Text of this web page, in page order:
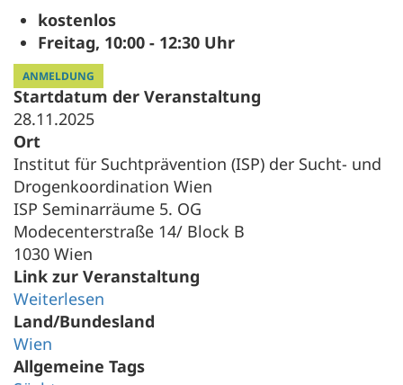
kostenlos
Freitag, 10:00 - 12:30 Uhr
ANMELDUNG
Startdatum der Veranstaltung
28.11.2025
Ort
Institut für Suchtprävention (ISP) der Sucht- und
Drogenkoordination Wien
ISP Seminarräume 5. OG
Modecenterstraße 14/ Block B
1030 Wien
Link zur Veranstaltung
Weiterlesen
Land/Bundesland
Wien
Allgemeine Tags